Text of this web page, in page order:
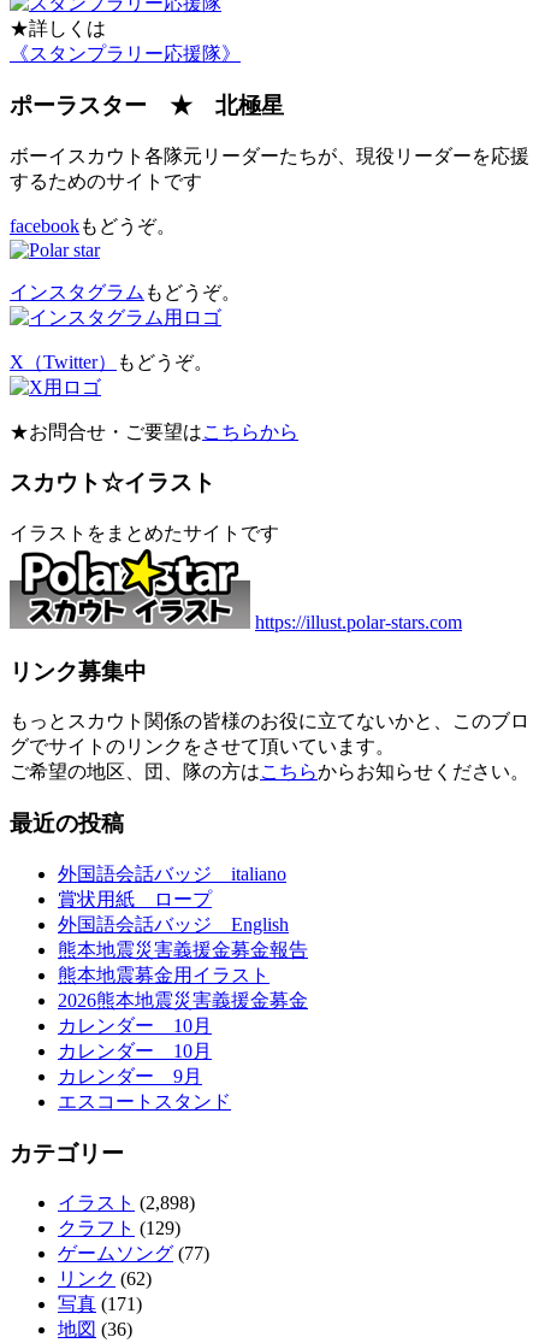
★詳しくは
《スタンプラリー応援隊》
ポーラスター ★ 北極星
ボーイスカウト各隊元リーダーたちが、現役リーダーを応援
するためのサイトです
facebookもどうぞ。
インスタグラム もどうぞ。
X（Twitter） もどうぞ。
★お問合せ・ご要望はこちらから
スカウト☆イラスト
イラストをまとめたサイトです
https://illust.polar-stars.com
リンク募集中
もっとスカウト関係の皆様のお役に立てないかと、このブロ
グでサイトのリンクをさせて頂いています。
ご希望の地区、団、隊の方はこちらからお知らせください。
最近の投稿
外国語会話バッジ italiano
賞状用紙 ロープ
外国語会話バッジ English
熊本地震災害義援金募金報告
熊本地震募金用イラスト
2026熊本地震災害義援金募金
カレンダー 10月
カレンダー 10月
カレンダー 9月
エスコートスタンド
カテゴリー
イラスト (2,898)
クラフト (129)
ゲームソング (77)
リンク (62)
写真 (171)
地図 (36)